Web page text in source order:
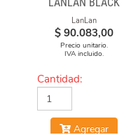
LanLan
$ 90.083,00
Precio unitario.
IVA incluido.
Cantidad:
Agregar